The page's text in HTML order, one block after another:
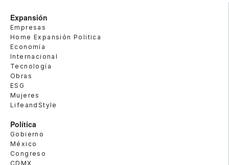
Expansión
Empresas
Home Expansión Politica
Economía
Internacional
Tecnología
Obras
ESG
Mujeres
LifeandStyle
Política
Gobierno
México
Congreso
CDMX